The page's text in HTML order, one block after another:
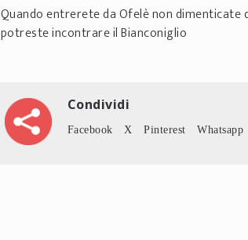
Quando entrerete da Ofelè non dimenticate
potreste incontrare il Bianconiglio
Condividi
Facebook X Pinterest Whatsapp